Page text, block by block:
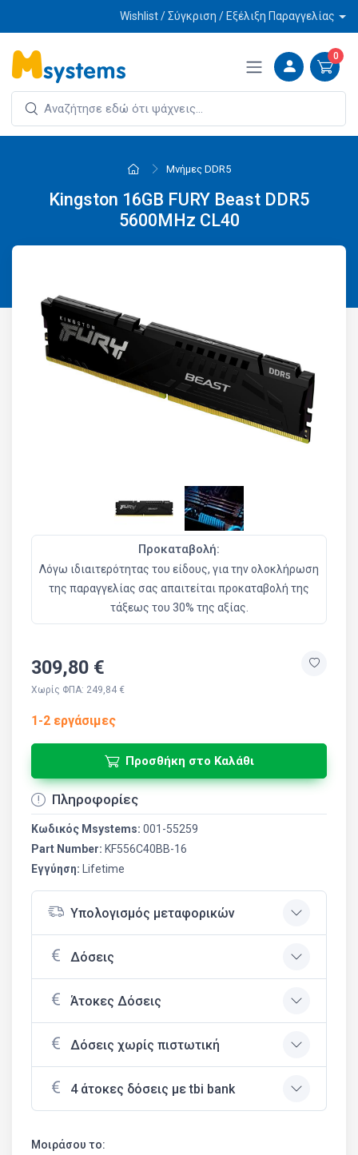
Wishlist / Σύγκριση / Εξέλιξη Παραγγελίας
0
Μνήμες DDR5
Kingston 16GB FURY Beast DDR5
5600MHz CL40
Προκαταβολή:
Λόγω ιδιαιτερότητας του είδους, για την ολοκλήρωση
της παραγγελίας σας απαιτείται προκαταβολή της
τάξεως του 30% της αξίας.
309,80 €
Χωρίς ΦΠΑ: 249,84 €
1-2 εργάσιμες
Προσθήκη στο Καλάθι
Πληροφορίες
Κωδικός Msystems: 001-55259
Part Number: KF556C40BB-16
Εγγύηση:
Lifetime
Υπολογισμός μεταφορικών
Δόσεις
Άτοκες Δόσεις
Δόσεις χωρίς πιστωτική
4 άτοκες δόσεις με tbi bank
Μοιράσου το: